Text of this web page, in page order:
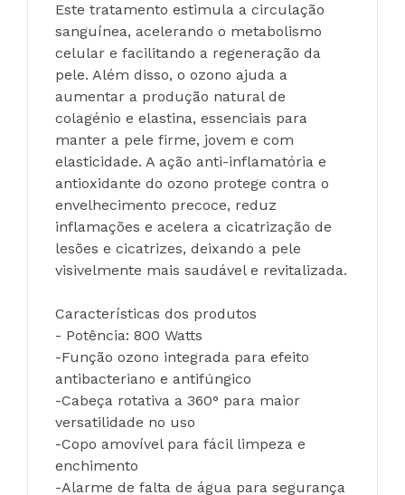
Este tratamento estimula a circulação
sanguínea, acelerando o metabolismo
celular e facilitando a regeneração da
pele. Além disso, o ozono ajuda a
aumentar a produção natural de
colagénio e elastina, essenciais para
manter a pele firme, jovem e com
elasticidade. A ação anti-inflamatória e
antioxidante do ozono protege contra o
envelhecimento precoce, reduz
inflamações e acelera a cicatrização de
lesões e cicatrizes, deixando a pele
visivelmente mais saudável e revitalizada.
Características dos produtos
- Potência: 800 Watts
-Função ozono integrada para efeito
antibacteriano e antifúngico
-Cabeça rotativa a 360° para maior
versatilidade no uso
-Copo amovível para fácil limpeza e
enchimento
-Alarme de falta de água para segurança